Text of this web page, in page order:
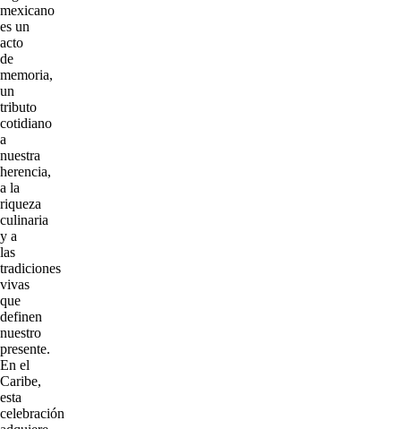
mexicano
es un
acto
de
memoria,
un
tributo
cotidiano
a
nuestra
herencia,
a la
riqueza
culinaria
y a
las
tradiciones
vivas
que
definen
nuestro
presente.
En el
Caribe,
esta
celebración